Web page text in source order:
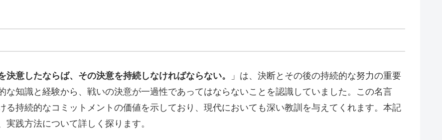
決意したならば、その決意を持続しなければならない。
」は、決断とその後の持続的な努力の重要
な知識と経験から、戦いの決意が一過性であってはならないことを認識していました。この名言
る持続的なコミットメントの価値を示しており、現代においても深い教訓を与えてくれます。本記
践方法について詳しく探ります。